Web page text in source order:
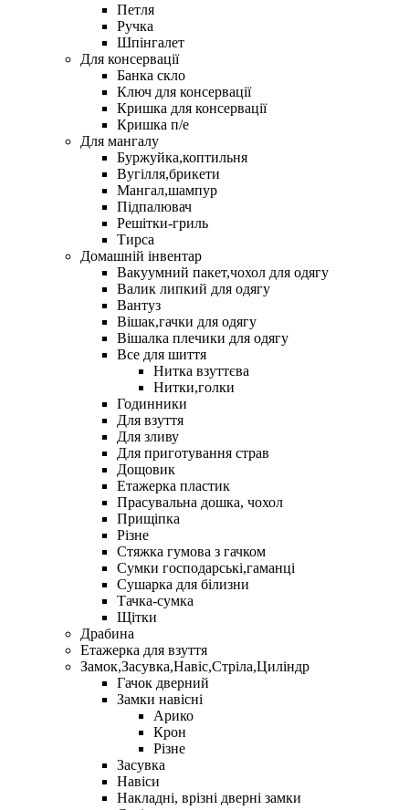
Петля
Ручка
Шпінгалет
Для консервації
Банка скло
Ключ для консервації
Кришка для консервації
Кришка п/е
Для мангалу
Буржуйка,коптильня
Вугілля,брикети
Мангал,шампур
Підпалювач
Решітки-гриль
Тирса
Домашній інвентар
Вакуумний пакет,чохол для одягу
Валик липкий для одягу
Вантуз
Вішак,гачки для одягу
Вішалка плечики для одягу
Все для шиття
Нитка взуттєва
Нитки,голки
Годинники
Для взуття
Для зливу
Для приготування страв
Дощовик
Етажерка пластик
Прасувальна дошка, чохол
Прищіпка
Різне
Стяжка гумова з гачком
Сумки господарські,гаманці
Сушарка для білизни
Тачка-сумка
Щітки
Драбина
Етажерка для взуття
Замок,Засувка,Навіс,Стріла,Циліндр
Гачок дверний
Замки навісні
Арико
Крон
Різне
Засувка
Навіси
Накладні, врізні дверні замки